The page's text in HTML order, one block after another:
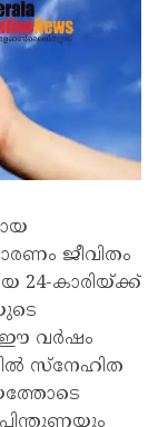
ജീവിതം
24-കാരിയ്ക്ക്
ഈ വർഷം
സ്നേഹിത